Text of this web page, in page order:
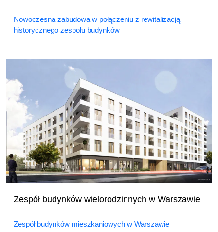
Nowoczesna zabudowa w połączeniu z rewitalizacją
historycznego zespołu budynków
Zespół budynków wielorodzinnych w Warszawie
Zespół budynków mieszkaniowych w Warszawie